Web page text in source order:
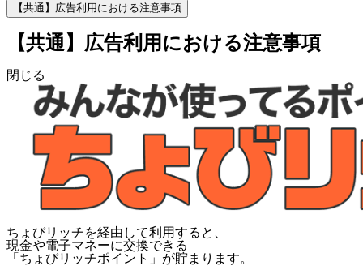
【共通】広告利用における注意事項
【共通】広告利用における注意事項
閉じる
ちょびリッチを経由して利用すると、
現金や電子マネーに交換できる
「 ちょびリッチポイント 」が貯まります。